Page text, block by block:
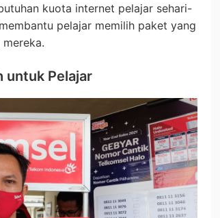
kuota internet pelajar sehari-
pelajar memilih paket yang
untuk Pelajar